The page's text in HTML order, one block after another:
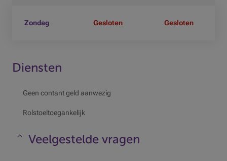
Zondag Gesloten Gesloten
Diensten
Geen contant geld aanwezig
Rolstoeltoegankelijk
Maskeren
Veelgestelde vragen